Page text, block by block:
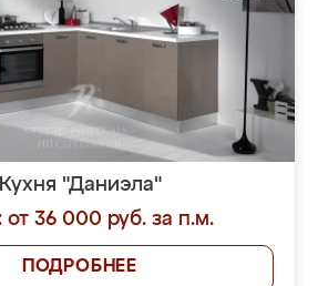
Кухня "Даниэла"
от 36 000 руб. за п.м.
ПОДРОБНЕЕ